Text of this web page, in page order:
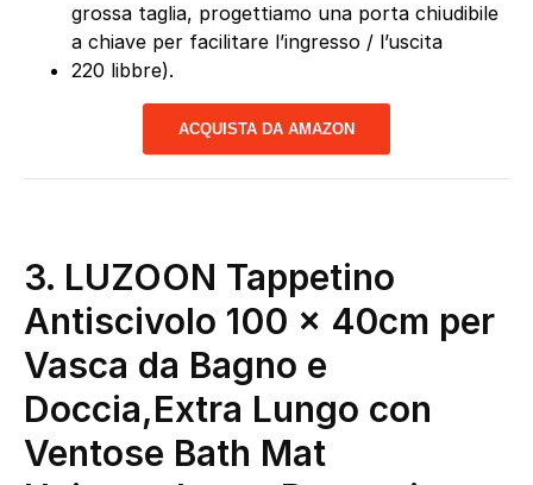
grossa taglia, progettiamo una porta chiudibile
a chiave per facilitare l’ingresso / l’uscita
220 libbre).
ACQUISTA DA AMAZON
3. LUZOON Tappetino
Antiscivolo 100 x 40cm per
Vasca da Bagno e
Doccia,Extra Lungo con
Ventose Bath Mat